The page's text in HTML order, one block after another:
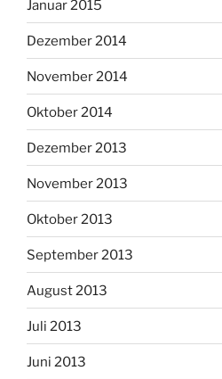
Januar 2015
Dezember 2014
November 2014
Oktober 2014
Dezember 2013
November 2013
Oktober 2013
September 2013
August 2013
Juli 2013
Juni 2013